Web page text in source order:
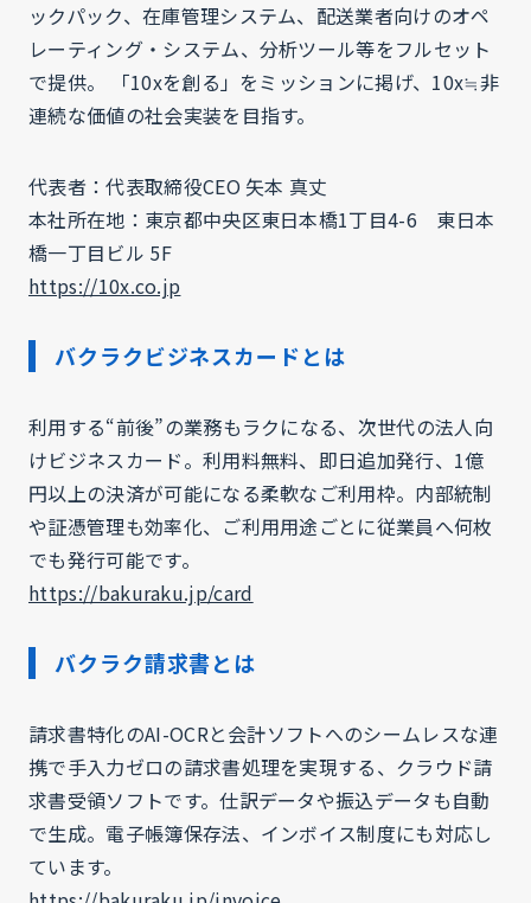
ックパック、在庫管理システム、配送業者向けのオペ
レーティング・システム、分析ツール等をフルセット
で提供。 「10xを創る」をミッションに掲げ、10x≒非
連続な価値の社会実装を目指す。
代表者：代表取締役CEO 矢本 真丈
本社所在地：東京都中央区東日本橋1丁目4-6 東日本
橋一丁目ビル 5F
https://10x.co.jp
バクラクビジネスカードとは
利用する“前後”の業務もラクになる、次世代の法人向
けビジネスカード。利用料無料、即日追加発行、1億
円以上の決済が可能になる柔軟なご利用枠。内部統制
や証憑管理も効率化、ご利用用途ごとに従業員へ何枚
でも発行可能です。
https://bakuraku.jp/card
バクラク請求書とは
請求書特化のAI-OCRと会計ソフトへのシームレスな連
携で手入力ゼロの請求書処理を実現する、クラウド請
求書受領ソフトです。仕訳データや振込データも自動
で生成。電子帳簿保存法、インボイス制度にも対応し
ています。